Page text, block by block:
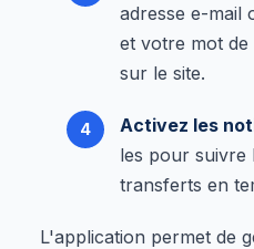
adresse e-mail
et votre mot de
sur le site.
Activez les
les pour suivre
transferts en
L'application permet de